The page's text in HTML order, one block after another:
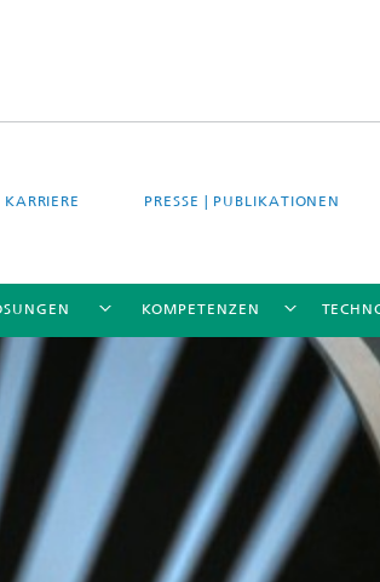
KARRIERE PRESSE | PUBLIKATIONEN
KOMPETENZEN